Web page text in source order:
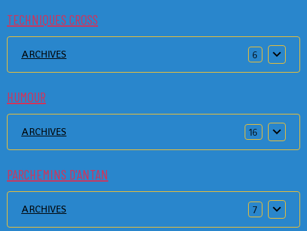
TECHNIQUES CROSS
ARCHIVES 6
HUMOUR
ARCHIVES 16
PARCHEMINS D'ANTAN
ARCHIVES 7